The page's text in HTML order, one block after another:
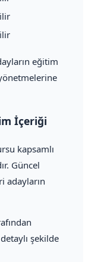
eğitim
İçeriği
kapsamlı
Güncel
adayların
şekilde